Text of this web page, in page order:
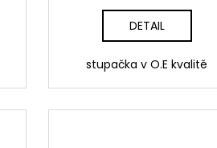
DETAIL
stupačka v O.E kvalitě